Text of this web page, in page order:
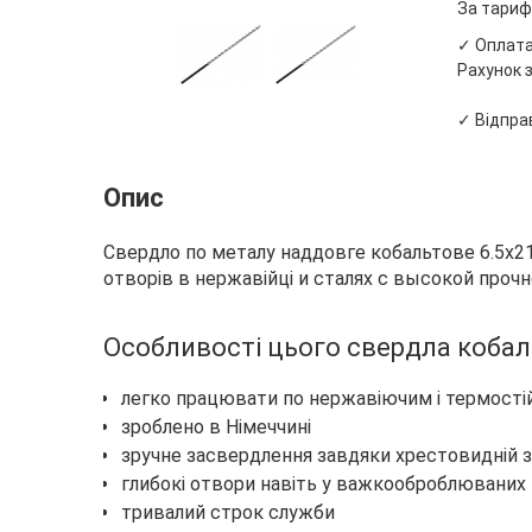
За
✓ Оплата
Рахунок
✓
Опис
Свердло по металу наддовге кобальтове
отворів в нержавійці и сталях с высокой
Особливості цього свердла
легко працювати по нержавіючим і
зроблено в Німеччині
зручне засвердлення завдяки хрестовидній
глибокі отвори навіть у важкооброблюваних
тривалий строк служби